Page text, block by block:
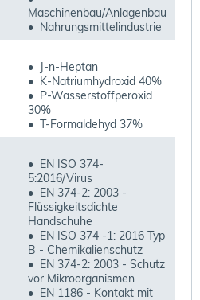
Maschinenbau/Anlagenbau
• Nahrungsmittelindustrie
• J-n-Heptan
• K-Natriumhydroxid 40%
• P-Wasserstoffperoxid
30%
• T-Formaldehyd 37%
• EN ISO 374-
5:2016/Virus
• EN 374-2: 2003 -
Flüssigkeitsdichte
Handschuhe
• EN ISO 374 -1: 2016 Typ
B - Chemikalienschutz
• EN 374-2: 2003 - Schutz
vor Mikroorganismen
• EN 1186 - Kontakt mit